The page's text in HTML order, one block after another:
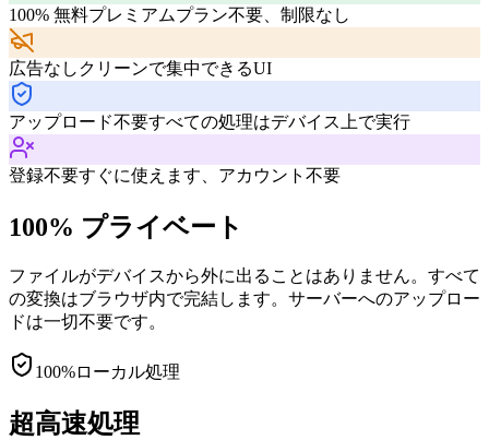
100% 無料プレミアムプラン不要、制限なし
広告なし クリーンで集中できるUI
アップロード不要すべての処理はデバイス上で実行
登録不要すぐに使えます、アカウント不要
100% プライベート
ファイルがデバイスから外に出ることはありません。すべて
の変換はブラウザ内で完結します。サーバーへのアップロー
ドは一切不要です。
100%ローカル処理
超高速処理